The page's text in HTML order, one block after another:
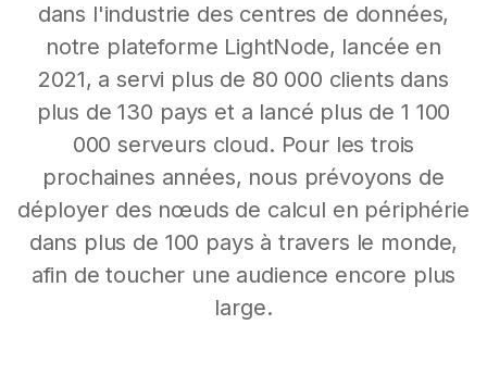
dans l'industrie des centres de données,
notre plateforme LightNode, lancée en
2021, a servi plus de 80 000 clients dans
plus de 130 pays et a lancé plus de 1 100
000 serveurs cloud. Pour les trois
prochaines années, nous prévoyons de
déployer des nœuds de calcul en périphérie
dans plus de 100 pays à travers le monde,
afin de toucher une audience encore plus
large.